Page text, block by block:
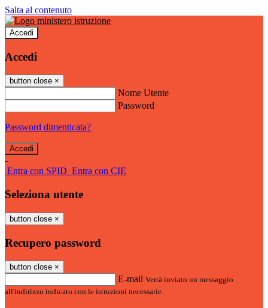
Salta al contenuto
Accedi
Accedi
button close ×
Nome Utente
Password
Password dimenticata?
-
Entra con SPID Entra con CIE
Seleziona utente
button close ×
Recupero password
button close ×
E-mail Verrà inviato un messaggio
all'indirizzo indicato con le istruzioni necessarie.